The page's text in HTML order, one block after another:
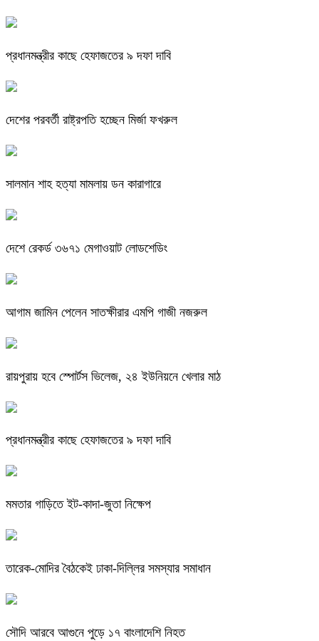
প্রধানমন্ত্রীর কাছে হেফাজতের ৯ দফা দাবি
দেশের পরবর্তী রাষ্ট্রপতি হচ্ছেন মির্জা ফখরুল
সালমান শাহ হত্যা মামলায় ডন কারাগারে
দেশে রেকর্ড ৩৬৭১ মেগাওয়াট লোডশেডিং
আগাম জামিন পেলেন সাতক্ষীরার এমপি গাজী নজরুল
রায়পুরায় হবে স্পোর্টস ভিলেজ, ২৪ ইউনিয়নে খেলার মাঠ
প্রধানমন্ত্রীর কাছে হেফাজতের ৯ দফা দাবি
মমতার গাড়িতে ইট-কাদা-জুতা নিক্ষেপ
তারেক-মোদির বৈঠকেই ঢাকা-দিল্লির সমস্যার সমাধান
সৌদি আরবে আগুনে পুড়ে ১৭ বাংলাদেশি নিহত